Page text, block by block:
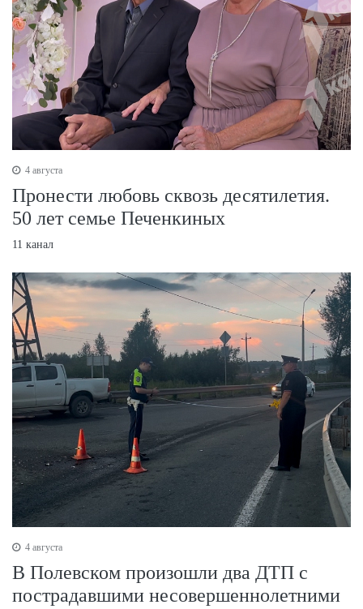
4 августа
Пронести любовь сквозь десятилетия.
50 лет семье Печенкиных
11 канал
4 августа
В Полевском произошли два ДТП с
пострадавшими несовершеннолетними